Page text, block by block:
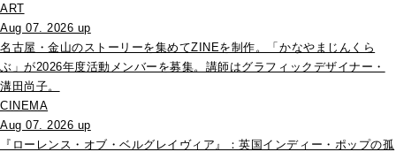
ART
Aug 07. 2026 up
名古屋・金山のストーリーを集めてZINEを制作。「かなやまじんくら
ぶ」が2026年度活動メンバーを募集。講師はグラフィックデザイナー・
溝田尚子。
CINEMA
Aug 07. 2026 up
『ローレンス・オブ・ベルグレイヴィア』：英国インディー・ポップの孤